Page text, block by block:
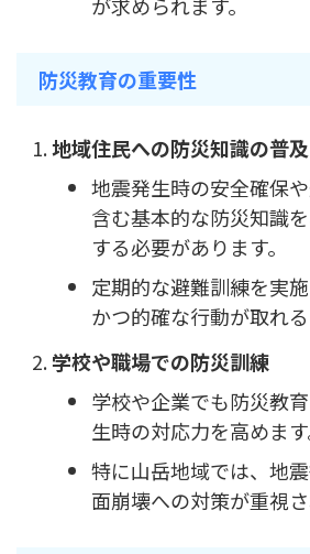
が求められます。
防災教育の重要性
地域住民への防災知識の普及
地震発生時の安全確保
含む基本的な防災知識
する必要があります。
定期的な避難訓練を実
かつ的確な行動が取れる
学校や職場での防災訓練
学校や企業でも防災教
生時の対応力を高めます
特に山岳地域では、地
面崩壊への対策が重視さ